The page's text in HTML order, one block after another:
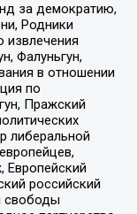
за демократию,
Родники
извлечения
Фалуньгун,
в отношении
по
Пражский
либеральной
российский
свободы